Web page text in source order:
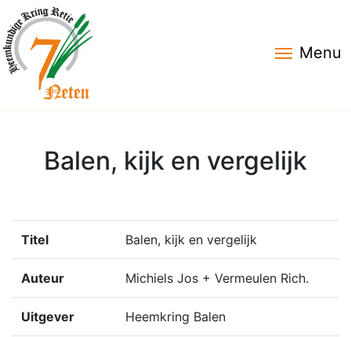
Menu
Balen, kijk en vergelijk
Titel Balen, kijk en vergelijk
Auteur Michiels Jos + Vermeulen Rich.
Uitgever Heemkring Balen